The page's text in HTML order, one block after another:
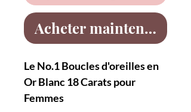
Acheter maintenant
Le No.1 Boucles d'oreilles en
Or Blanc 18 Carats pour
Femmes